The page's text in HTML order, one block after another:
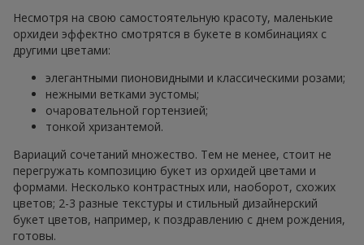
Несмотря на свою самостоятельную красоту, маленькие
орхидеи эффектно смотрятся в букете в комбинациях с
другими цветами:
элегантными пионовидными и классическими розами;
нежными ветками эустомы;
очаровательной гортензией;
тонкой хризантемой.
Вариаций сочетаний множество. Тем не менее, стоит не
перегружать композицию букет из орхидей цветами и
формами. Несколько контрастных или, наоборот, схожих
цветов; 2-3 разные текстуры и стильный дизайнерский
букет цветов, например, к поздравлению с днем рождения,
готовы.